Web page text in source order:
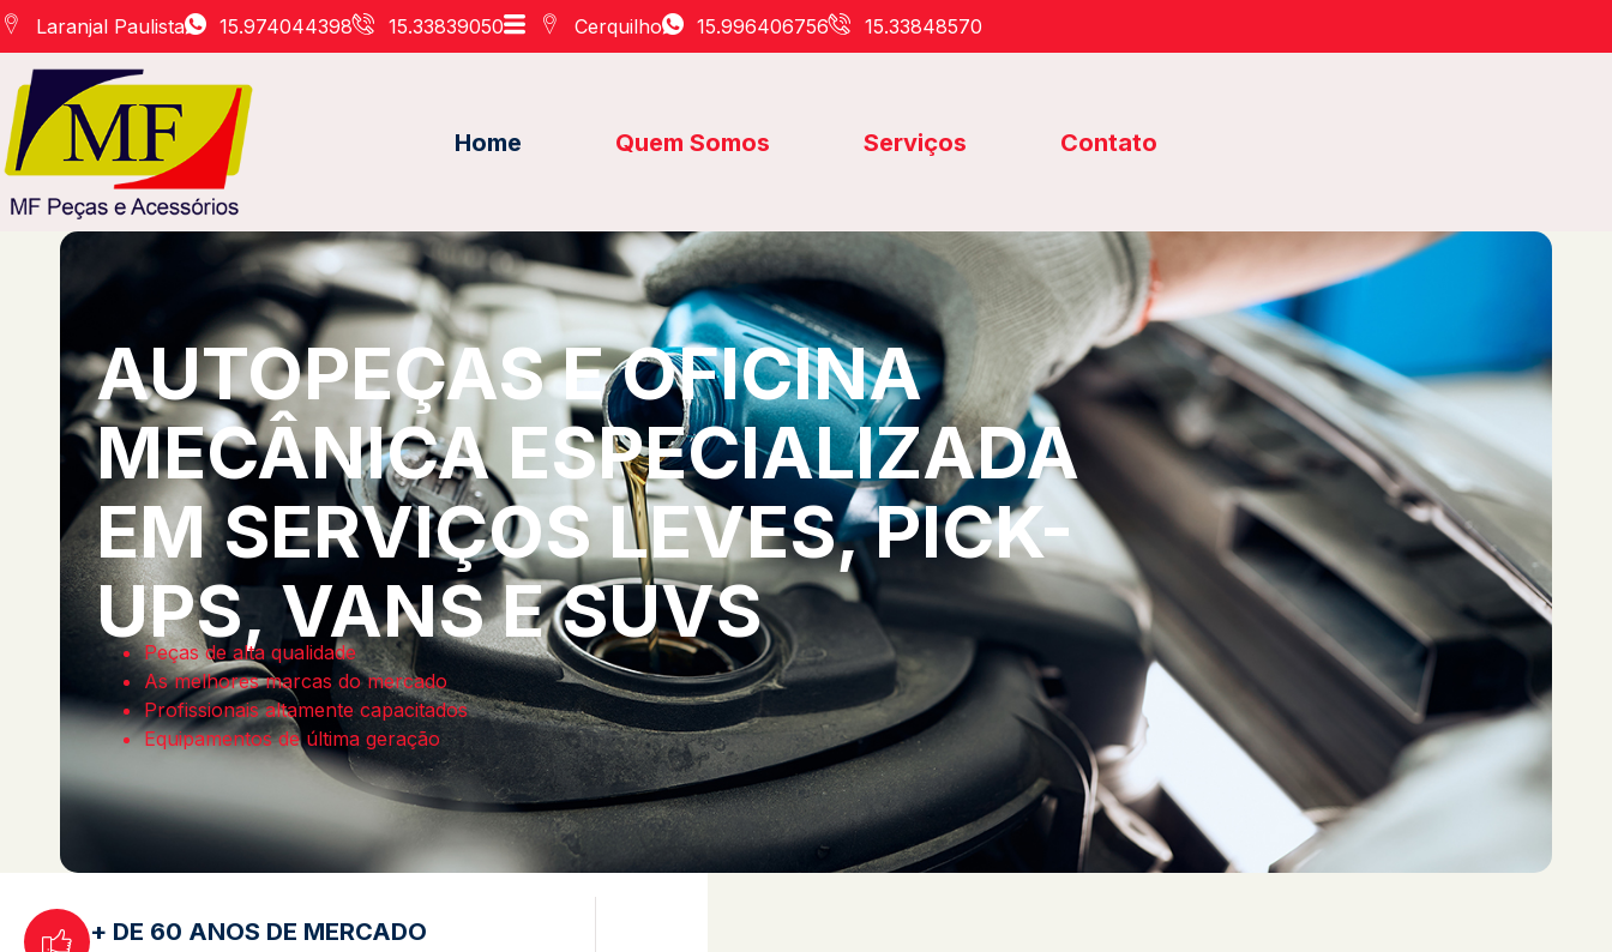
Laranjal Paulista 15.974044398 15.33839050 Cerquilho 15.996406756 15.33848570
Home Quem Somos Serviços Contato
AUTOPEÇAS E OFICINA
MECÂNICA ESPECIALIZADA
EM SERVIÇOS LEVES, PICK-
UPS, VANS E SUVS
Peças de alta qualidade
As melhores marcas do mercado
Profissionais altamente capacitados
Equipamentos de última geração
+ DE 60 ANOS DE MERCADO